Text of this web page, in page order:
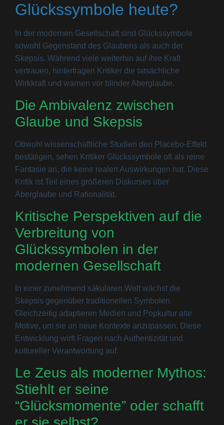
Glückssymbole heute?
In der modernen Gesellschaft sind Glückssymbole
sowohl Gegenstand des Glaubens als auch der
Skepsis. Während viele weiterhin auf ihre Kraft
vertrauen, hinterfragen Kritiker die tatsächliche
Wirkkraft und warnen vor blinder Aberglaube.
Die Ambivalenz zwischen
Glaube und Skepsis
Obwohl wissenschaftliche Studien den Placebo-Effekt
bestätigen, sehen Kritiker Glückssymbole oft als reine
Fantasie an, die keine realen Auswirkungen hat. Diese
Kritik ist Teil eines größeren Diskurses über
Aberglaube und Rationalität.
Kritische Perspektiven auf die
Verbreitung von
Glückssymbolen in der
modernen Gesellschaft
In einer zunehmend säkularen Welt wächst die
Skepsis gegenüber traditionellen Symbolen.
Gleichzeitig adaptieren Medien und Popkultur alte
Motive, um sie an neue Kontexte anzupassen. Diese
Entwicklung wirft Fragen nach Authentizität und
kultureller Verantwortung auf.
Le Zeus als moderner Mythos:
Stiehlt er seine
“Glücksmomente” oder schafft